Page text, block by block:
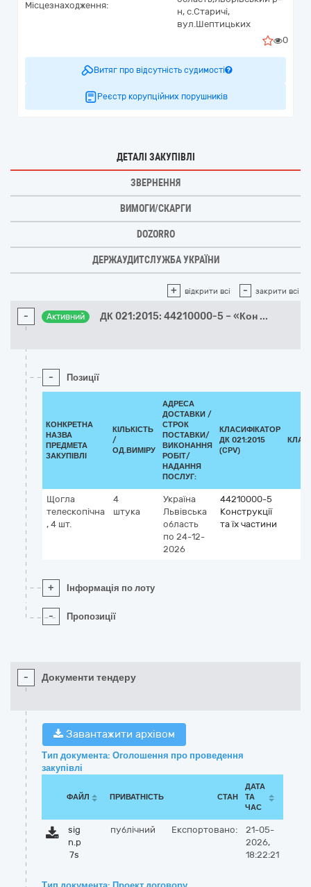
Місцезнаходження:
н, с.Старичі,
вул.Шептицьких
0
Витяг про відсутність судимості
Реєстр корупційних порушників
ДЕТАЛІ ЗАКУПІВЛІ
ЗВЕРНЕННЯ
ВИМОГИ/СКАРГИ
DOZORRO
ДЕРЖАУДИТСЛУЖБА УКРАЇНИ
+ відкрити всі - закрити всі
- Активний ДК 021:2015: 44210000-5 – «Кон ...
- Позиції
КОНКРЕТНА
НАЗВА
ПРЕДМЕТА
ЗАКУПІВЛІ
КІЛЬКІСТЬ
/
ОД.ВИМІРУ
АДРЕСА
ДОСТАВКИ /
СТРОК
ПОСТАВКИ/
ВИКОНАННЯ
РОБІТ/
НАДАННЯ
ПОСЛУГ:
КЛАСИФІКАТОР
ДК 021:2015
(CPV)
Щогла
телескопічна
, 4 шт.
4
штука
Україна
Львівська
область
по 24-12-
2026
44210000-5
Конструкції
та їх частини
+ Інформація по лоту
- Пропозиції
- Документи тендеру
Завантажити архівом
Тип документа: Оголошення про проведення
закупівлі
ФАЙЛ ПРИВАТНІСТЬ СТАН
ДАТА
ТА
ЧАС
sig
n.p
7s
публічний Експортовано:
21-05-
2026,
18:22:21